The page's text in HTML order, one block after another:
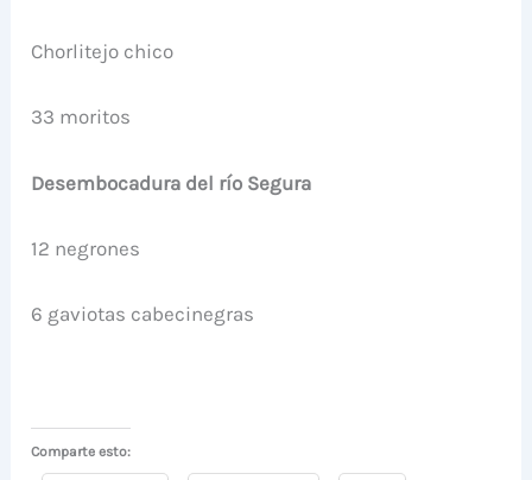
Chorlitejo chico
33 moritos
Desembocadura del río Segura
12 negrones
6 gaviotas cabecinegras
Comparte esto: